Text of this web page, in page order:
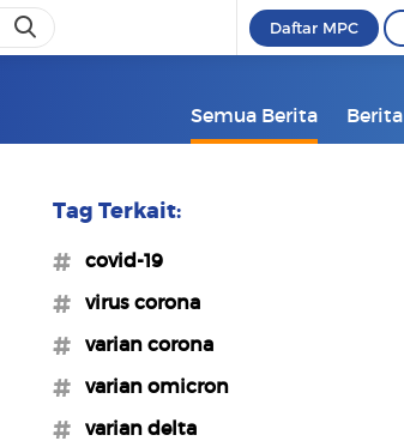
Daftar MPC
Semua Berita Berita
Tag Terkait:
#covid-19
#virus corona
#varian corona
#varian omicron
#varian delta